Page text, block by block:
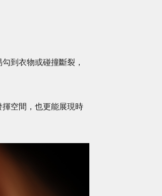
到衣物或碰撞斷裂，
空間，也更能展現時